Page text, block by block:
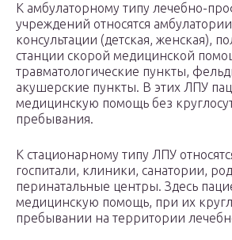
К амбулаторному типу лечебно-
учреждений относятся
консультации (детская, женская),
станции скорой медицинской
травматологические пункты,
акушерские пункты. В этих ЛПУ
медицинскую помощь без
пребывания.
К стационарному типу ЛПУ
госпитали, клиники, санатории,
перинатальные центры. Здесь
медицинскую помощь, при их
пребывании на территории